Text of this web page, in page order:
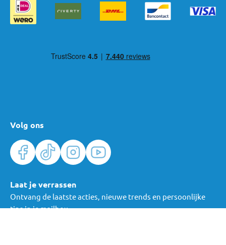
Volg ons
Laat je verrassen
Ontvang de laatste acties, nieuwe trends en persoonlijke
tips in je mailbox.